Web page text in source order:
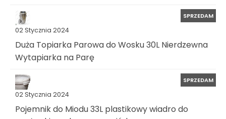
02 Stycznia 2024
SPRZEDAM
Duża Topiarka Parowa do Wosku 30L Nierdzewna
Wytapiarka na Parę
02 Stycznia 2024
SPRZEDAM
Pojemnik do Miodu 33L plastikowy wiadro do